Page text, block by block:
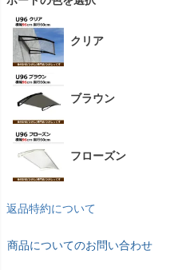
クリア
ブラウン
フローズン
返品特約について
商品についてのお問い合わせ